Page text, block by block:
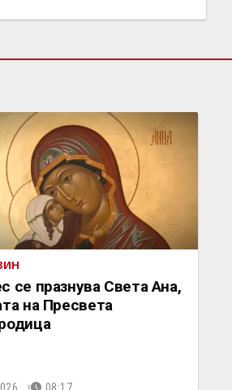
се празнува Света Ана,
на Пресвета